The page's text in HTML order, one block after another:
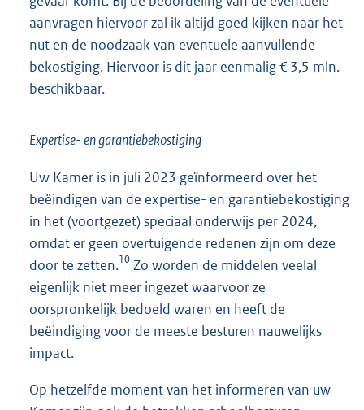
aanvragen hiervoor zal ik altijd goed kijken naar het
nut en de noodzaak van eventuele aanvullende
bekostiging. Hiervoor is dit jaar eenmalig € 3,5 mln.
beschikbaar.
Expertise- en garantiebekostiging
Uw Kamer is in juli 2023 geïnformeerd over het
beëindigen van de expertise- en garantiebekostiging
in het (voortgezet) speciaal onderwijs per 2024,
omdat er geen overtuigende redenen zijn om deze
door te zetten.10 Zo worden de middelen veelal
eigenlijk niet meer ingezet waarvoor ze
oorspronkelijk bedoeld waren en heeft de
beëindiging voor de meeste besturen nauwelijks
impact.
Op hetzelfde moment van het informeren van uw